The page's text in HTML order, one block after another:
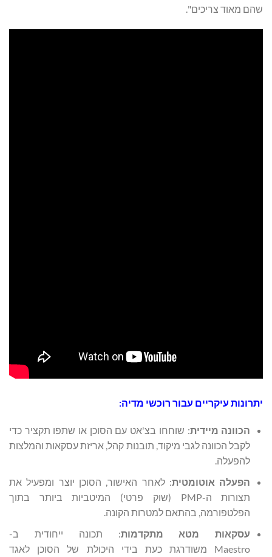
מאוד צריכים".
עיקריים עבור רוכשי מדיה:
הכוונה מיידית: שוחחו בצ'אט עם הסוכן או שתפו תקציר כדי
לקבל הכוונה לגבי מיקוד, תובנות קהל, אריזת עסקאות והמלצות
להפעלה.
הפעלה אוטומטית: לאחר האישור, הסוכן יוצר ומפעיל את
תצורות ה-PMP (שוק פרטי) המיטביות ביותר בתוך
הפלטפורמה, בהתאם למטרות הקונה.
עסקאות מטא מתקדמות: תכונה ייחודית ב-
Maestro משודרגת כעת בידי היכולת של הסוכן לאגד